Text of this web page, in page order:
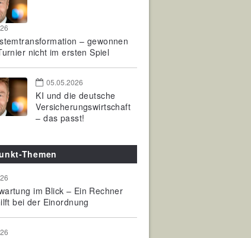
– gewonnen
nicht im ersten Spiel
05.05.2026
KI und die deutsche
Versicherungswirtschaft
– das passt!
Themen
im Blick – Ein Rechner
bei der Einordnung